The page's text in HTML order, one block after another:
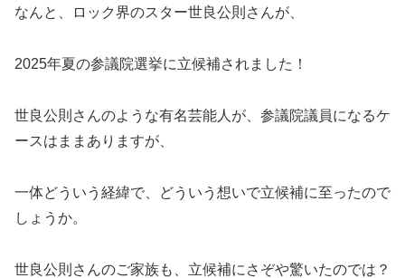
なんと、ロック界のスター世良公則さんが、
2025年夏の参議院選挙に立候補されました！
世良公則さんのような有名芸能人が、参議院議員になるケ
ースはままありますが、
一体どういう経緯で、どういう想いで立候補に至ったので
しょうか。
世良公則さんのご家族も、立候補にさぞや驚いたのでは？